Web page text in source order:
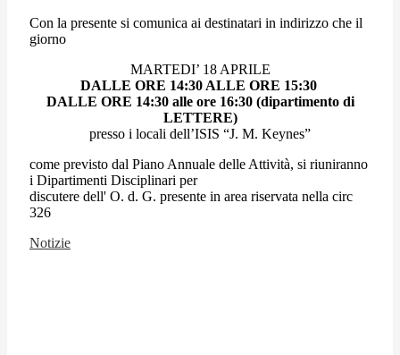
Con la presente si comunica ai destinatari in indirizzo che il
giorno
MARTEDI’ 18 APRILE
DALLE ORE 14:30 ALLE ORE 15:30
DALLE ORE 14:30 alle ore 16:30 (dipartimento di
LETTERE)
presso i locali dell’ISIS “J. M. Keynes”
come previsto dal Piano Annuale delle Attività, si riuniranno
i Dipartimenti Disciplinari per
discutere dell' O. d. G. presente in area riservata nella circ
326
Notizie